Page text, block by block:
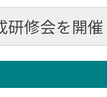
研修会を開